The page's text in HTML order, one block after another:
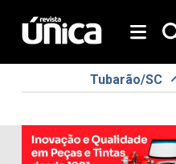
Tubarão/SC